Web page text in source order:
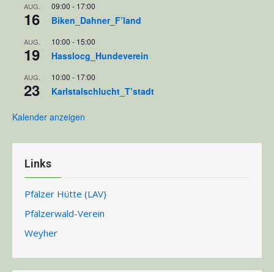
AUG.
16
09:00 - 17:00
Biken_Dahner_F’land
AUG.
19
10:00 - 15:00
Hasslocg_Hundeverein
AUG.
23
10:00 - 17:00
Karlstalschlucht_T’stadt
Kalender anzeigen
Links
Pfälzer Hütte (LAV)
Pfälzerwald-Verein
Weyher